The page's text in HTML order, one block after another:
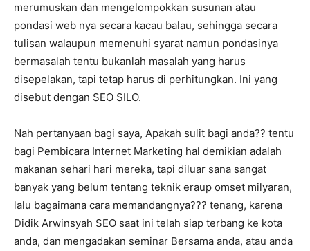
merumuskan dan mengelompokkan susunan atau
pondasi web nya secara kacau balau, sehingga secara
tulisan walaupun memenuhi syarat namun pondasinya
bermasalah tentu bukanlah masalah yang harus
disepelakan, tapi tetap harus di perhitungkan. Ini yang
disebut dengan SEO SILO.
Nah pertanyaan bagi saya, Apakah sulit bagi anda?? tentu
bagi Pembicara Internet Marketing hal demikian adalah
makanan sehari hari mereka, tapi diluar sana sangat
banyak yang belum tentang teknik eraup omset milyaran,
lalu bagaimana cara memandangnya??? tenang, karena
Didik Arwinsyah SEO saat ini telah siap terbang ke kota
anda, dan mengadakan seminar Bersama anda, atau anda